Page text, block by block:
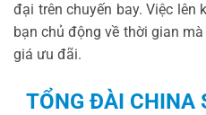
đại trên chuyến bay. Việc lên
bạn chủ động về thời gian
giá ưu đãi.
TỔNG ĐÀI CHINA